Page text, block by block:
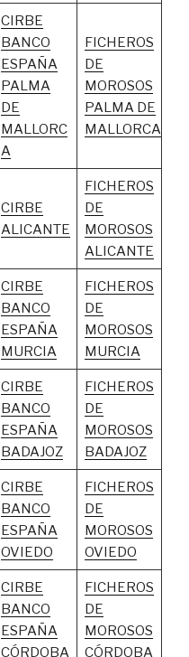
CIRBE
BANCO
ESPAÑA
PALMA
DE
MALLORC
A
FICHEROS
DE
MOROSOS
PALMA DE
MALLORCA
CIRBE
ALICANTE
FICHEROS
DE
MOROSOS
ALICANTE
CIRBE
BANCO
ESPAÑA
MURCIA
FICHEROS
DE
MOROSOS
MURCIA
CIRBE
BANCO
ESPAÑA
BADAJOZ
FICHEROS
DE
MOROSOS
BADAJOZ
CIRBE
BANCO
ESPAÑA
OVIEDO
FICHEROS
DE
MOROSOS
OVIEDO
CIRBE
BANCO
ESPAÑA
CÓRDOBA
FICHEROS
DE
MOROSOS
CÓRDOBA